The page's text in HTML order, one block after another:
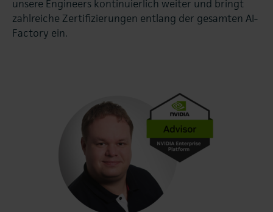
unsere Engineers kontinuierlich weiter und bringt
zahlreiche Zertifizierungen entlang der gesamten AI-
Factory ein.